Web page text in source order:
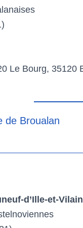
Le Bourg, 35120
de Broualan
d’Ille-et-